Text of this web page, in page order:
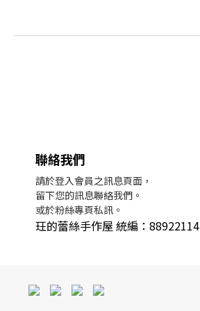
聯絡我們
請於登入會員之訊息頁面，
留下您的訊息聯絡我們。
或於粉絲專頁私訊。
玨的蕾絲手作屋 統編：88922114